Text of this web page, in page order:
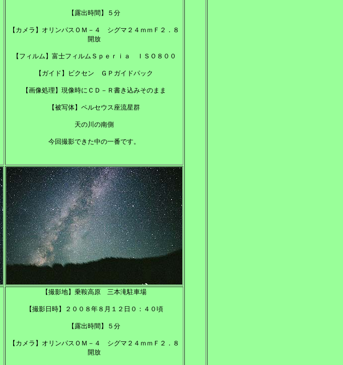
【露出時間】５分
【カメラ】オリンパスＯＭ－４ シグマ２４ｍｍＦ２．８
開放
【フィルム】富士フィルムＳｐｅｒｉａ ＩＳＯ８００
【ガイド】ビクセン ＧＰガイドパック
【画像処理】現像時にＣＤ－Ｒ書き込みそのまま
【被写体】ペルセウス座流星群
天の川の南側
今回撮影できた中の一番です。
【撮影地】乗鞍高原 三本滝駐車場
【撮影日時】２００８年８月１２日０：４０頃
【露出時間】５分
【カメラ】オリンパスＯＭ－４ シグマ２４ｍｍＦ２．８
開放